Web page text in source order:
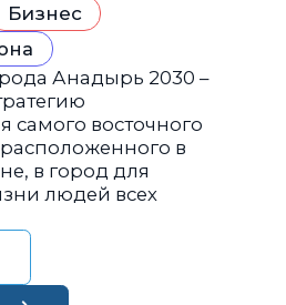
Бизнес
Анадырь 2030 –
самого восточного
в
в город для
людей всех